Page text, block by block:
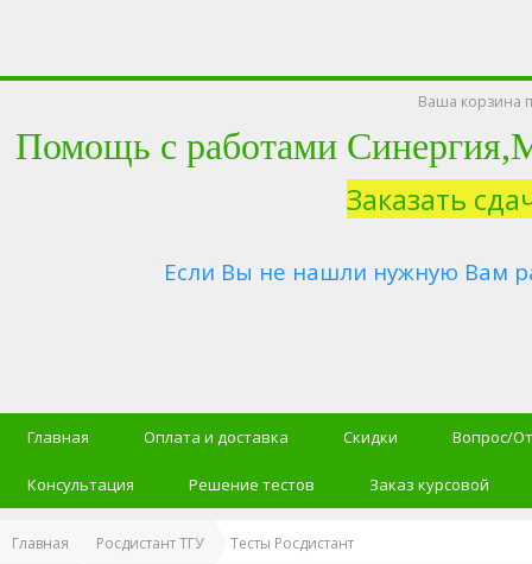
Ваша корзина
Помощь с работами
Заказать
Если Вы не нашли нужную Вам
Главная Оплата и доставка Скидки Вопрос/
Консультация Решение тестов Заказ курсовой
Главная Росдистант ТГУ Тесты Росдистант